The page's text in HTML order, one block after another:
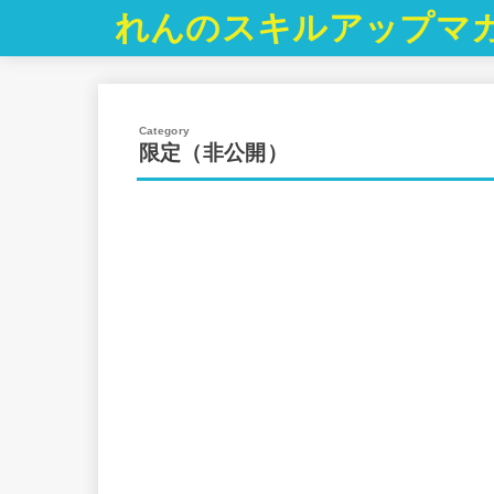
れんのスキルアップマ
限定（非公開）